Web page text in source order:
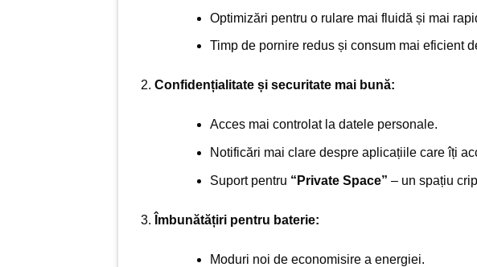
Optimizări pentru o rulare mai fluidă și mai
Timp de pornire redus și consum mai eficient
Confidențialitate și securitate mai bună:
Acces mai controlat la datele personale.
Notificări mai clare despre aplicațiile care îți
Suport pentru “Private Space” – un spațiu
Îmbunătățiri pentru baterie:
Moduri noi de economisire a energiei.